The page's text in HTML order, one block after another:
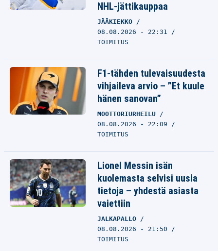
NHL-jättikauppaa
JÄÄKIEKKO
08.08.2026 - 22:31
TOIMITUS
F1-tähden tulevaisuudesta
vihjaileva arvio – ”Et kuule
hänen sanovan”
MOOTTORIURHEILU
08.08.2026 - 22:09
TOIMITUS
Lionel Messin isän
kuolemasta selvisi uusia
tietoja – yhdestä asiasta
vaiettiin
JALKAPALLO
08.08.2026 - 21:50
TOIMITUS